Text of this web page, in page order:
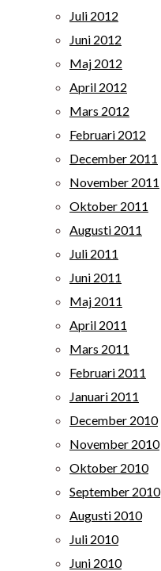
Juli 2012
Juni 2012
Maj 2012
April 2012
Mars 2012
Februari 2012
December 2011
November 2011
Oktober 2011
Augusti 2011
Juli 2011
Juni 2011
Maj 2011
April 2011
Mars 2011
Februari 2011
Januari 2011
December 2010
November 2010
Oktober 2010
September 2010
Augusti 2010
Juli 2010
Juni 2010